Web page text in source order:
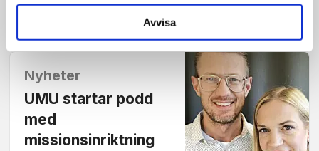
Avvisa
Nyheter
UMU startar podd
med
missionsinriktning